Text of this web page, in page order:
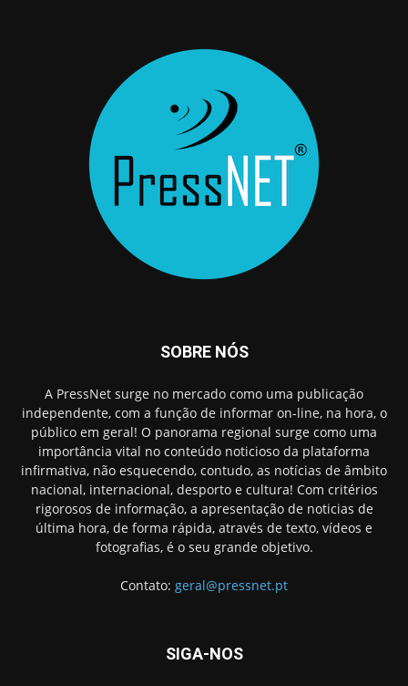
SOBRE NÓS
A PressNet surge no mercado como uma publicação
independente, com a função de informar on-line, na hora, o
público em geral! O panorama regional surge como uma
importância vital no conteúdo noticioso da plataforma
infirmativa, não esquecendo, contudo, as notícias de âmbito
nacional, internacional, desporto e cultura! Com critérios
rigorosos de informação, a apresentação de noticias de
última hora, de forma rápida, através de texto, vídeos e
fotografias, é o seu grande objetivo.
Contato: geral@pressnet.pt
SIGA-NOS